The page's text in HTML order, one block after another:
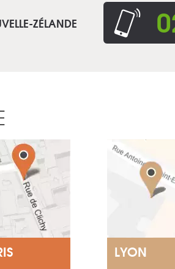
ZÉLANDE
LYON